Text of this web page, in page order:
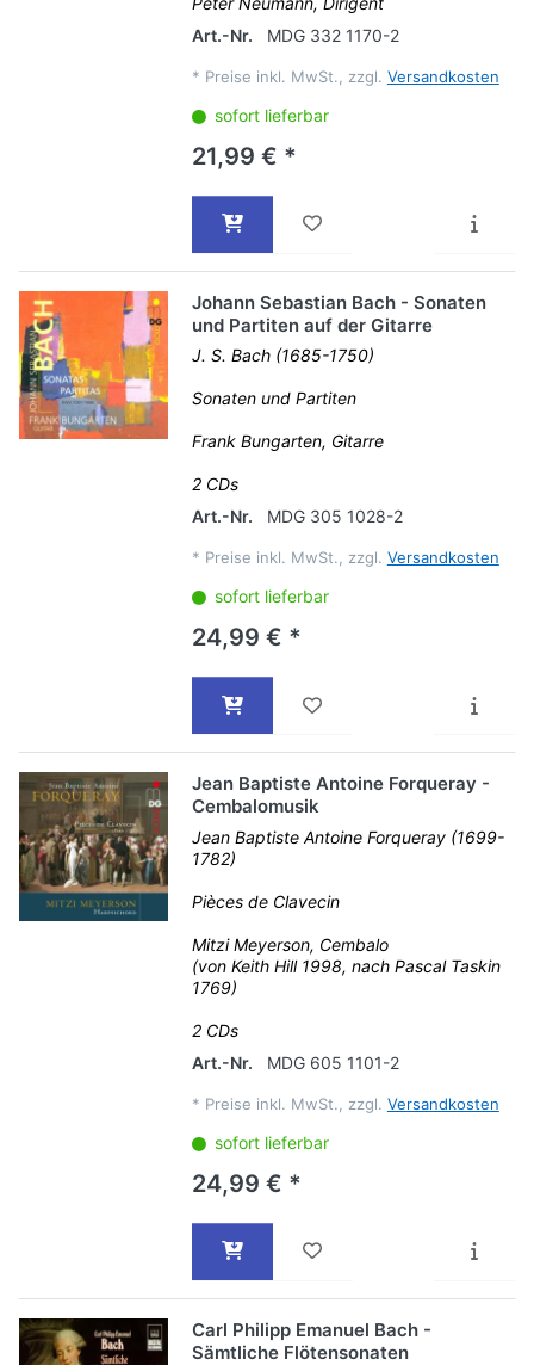
Art.-Nr.
MDG 332 1170-2
* Preise inkl. MwSt., zzgl. Versandkosten
sofort lieferbar
21,99 € *
Johann Sebastian Bach - Sonaten
und Partiten auf der Gitarre
J. S. Bach (1685-1750)
Sonaten und Partiten
Frank Bungarten, Gitarre
2 CDs
Art.-Nr.
MDG 305 1028-2
* Preise inkl. MwSt., zzgl. Versandkosten
sofort lieferbar
24,99 € *
Jean Baptiste Antoine Forqueray -
Cembalomusik
Jean Baptiste Antoine Forqueray (1699-
1782)
Pièces de Clavecin
Mitzi Meyerson, Cembalo
(von Keith Hill 1998, nach Pascal Taskin
1769)
2 CDs
Art.-Nr.
MDG 605 1101-2
* Preise inkl. MwSt., zzgl. Versandkosten
sofort lieferbar
24,99 € *
Carl Philipp Emanuel Bach -
Sämtliche Flötensonaten